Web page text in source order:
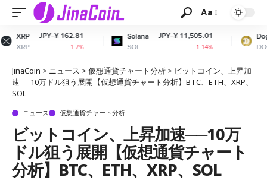
Aa
-1.7%
Solana
SOL
JPY-¥ 11,505.01
-1.14%
Dogecoin
DOGE
JPY-¥
-
JinaCoin > ニュース > 仮想通貨チャート分析 > ビットコイン、上昇加
速──10万ドル狙う展開【仮想通貨チャート分析】BTC、ETH、XRP、
SOL
ニュース 仮想通貨チャート分析
ビットコイン、上昇加速──10万
ドル狙う展開【仮想通貨チャート
分析】BTC、ETH、XRP、SOL